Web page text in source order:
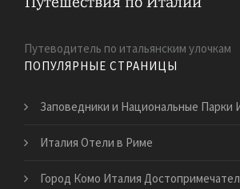
Путеводитель по итальянским улочкам
ПОПУЛЯРНЫЕ СТРАНИЦЫ
Заповедники и Национальные Парки
Италия Отели в Риме
Город Комо Италия